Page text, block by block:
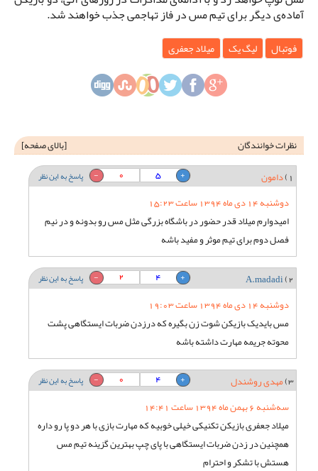
آماده‌ی دیگر برای تیم مس در فاز تهاجمی جذب خواهند شد.
فوتبال لیگ یک میلاد جعفری
نظرات خوانندگان [بالای صفحه]
1) دامون پاسخ به این نظر 0
5
دوشنبه 14 دی ماه 1394 ساعت 15:23
امیدوارم میلاد قدر حضور در باشگاه بزرگی مثل مس رو بدونه و در نیم
فصل دوم برای تیم موثر و مفید باشه
2)
A.madadi پاسخ به این نظر 2
4
دوشنبه 14 دی ماه 1394 ساعت 19:03
مس بایدیک بازیکن شوت زن بگیره که درزدن ضربات ایستگاهی پشت
محوته جریمه مهارت داشته باشه
3) مهدی روشندل پاسخ به این نظر 0
4
سه‌شنبه 6 بهمن ماه 1394 ساعت 14:41
میلاد جعفری بازیکن تکنیکی خیلی خوبیه که مهارت بازی با هر دو پا رو داره
همچنین در زدن ضربات ایستگاهی با پای چپ بهترین گزینه تیم مس
هستش با تشکر و احترام